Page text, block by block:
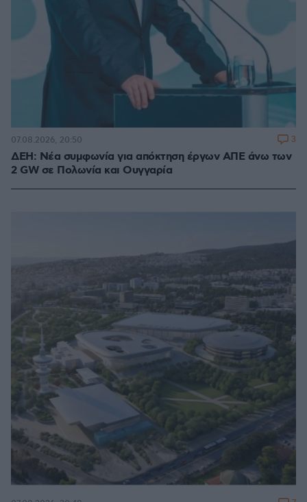
ΔΕΗ: Νέα συμφωνία για απόκτηση έργων ΑΠΕ άνω των
2 GW σε Πολωνία και Ουγγαρία
07.08.2026, 20:50 3